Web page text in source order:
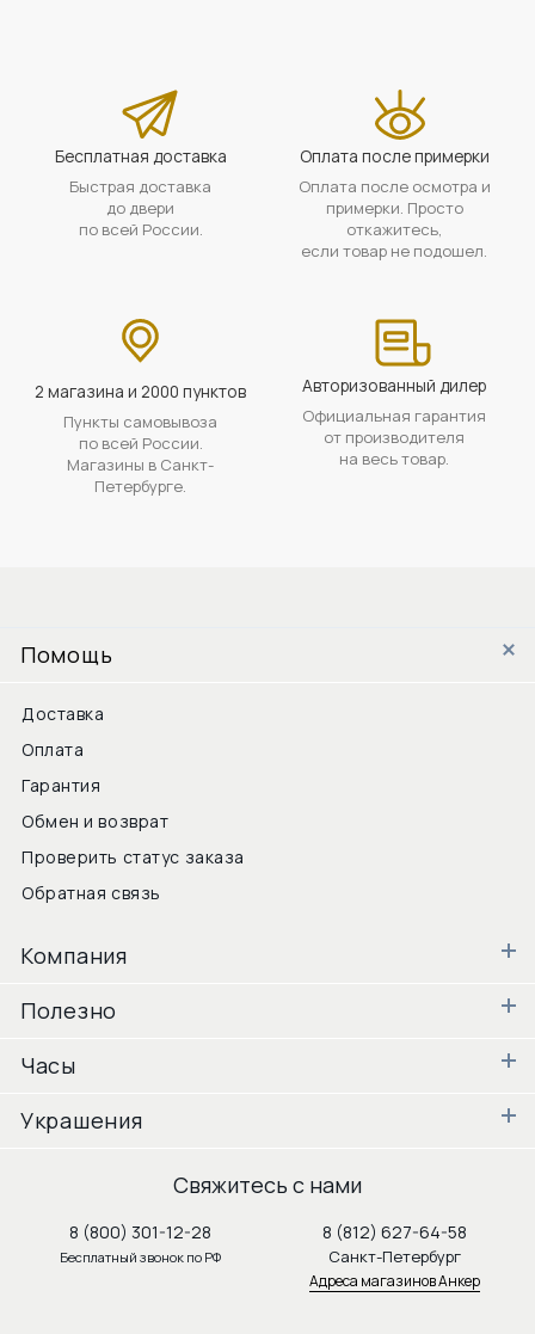
Бесплатная доставка
Быстрая доставка
до двери
по всей России.
Оплата после примерки
Оплата после осмотра и
примерки. Просто
откажитесь,
если товар не подошел.
2 магазина и 2000 пунктов
Пункты самовывоза
по всей России.
Магазины в Санкт-
Петербурге.
Авторизованный дилер
Официальная гарантия
от производителя
на весь товар.
Помощь
Доставка
Оплата
Гарантия
Обмен и возврат
Проверить статус заказа
Обратная связь
Компания
Полезно
Часы
Украшения
Свяжитесь с нами
8 (800) 301-12-28
Бесплатный звонок по РФ
8 (812) 627-64-58
Санкт-Петербург
Адреса магазинов Анкер